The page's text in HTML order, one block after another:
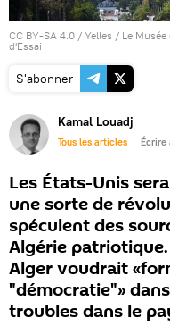
CC BY-SA 4.0 / Yelles / Le
d'Essai
S'abonner
Kamal Louadj
Tous les articles Écrire
Les États-Unis
une sorte de
spéculent des
Algérie patriotique.
Alger voudrait
"démocratie"»
troubles dans le